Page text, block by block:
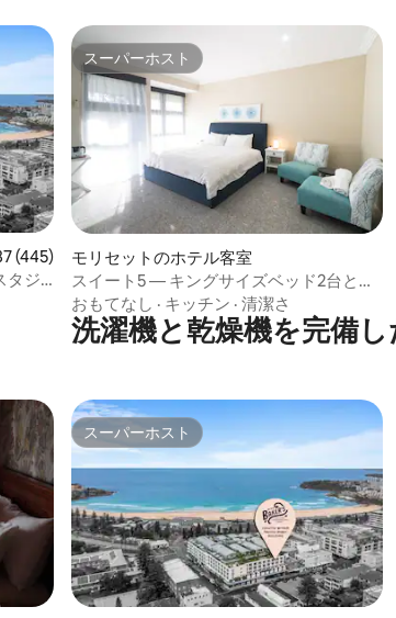
ー445件、5つ星中4.87つ星の平均評価
(445)
タジ
スーパーホスト
スーパーホスト
モリセットのホテル客室
スイート5 — キングサイズベッド2台とキ
ャスター付きシングルベッド
おもてなし · キッチン · 清潔さ
洗濯機と乾燥機を完備
スーパーホスト
スーパーホスト